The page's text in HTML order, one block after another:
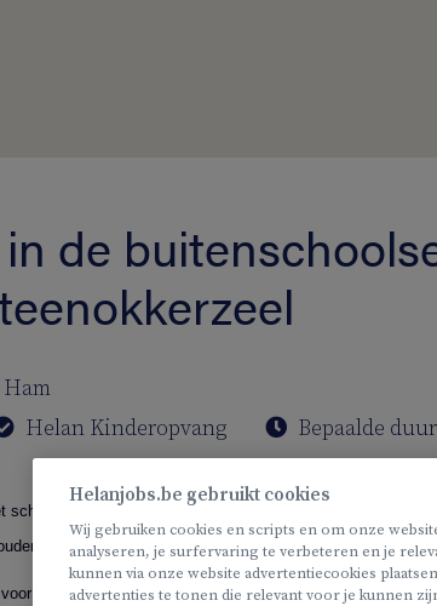
de
Ham
Helan Kinderopvang Bepaalde duur
schoolgaande kinderen? Heb je aandacht voor hun talenten
ook zo waardevol?
jou!
Helanjobs.be gebruikt cookies
Wij gebruiken cookies en scripts en om onze
analyseren, je surfervaring te verbeteren en je
kunnen via onze website advertentiecookies
advertenties te tonen die relevant voor je kunnen